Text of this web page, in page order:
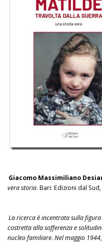
Giacomo Massimiliano
vera storia. Bari: Edizioni dal
La ricerca è incentrata sulla
costretta alla sofferenza e
nucleo familiare. Nel maggio